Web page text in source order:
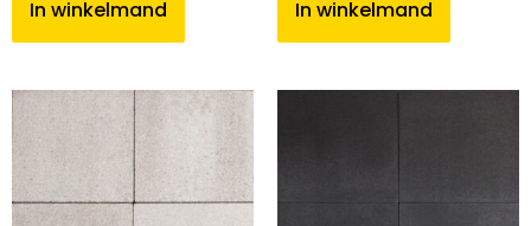
In winkelmand In winkelmand